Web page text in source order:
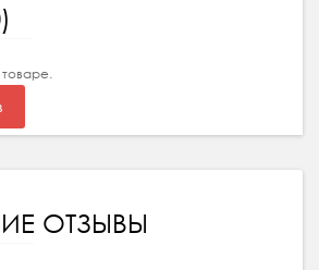
ОТЗЫВЫ